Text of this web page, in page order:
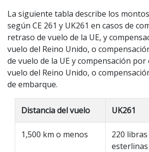
La siguiente tabla describe los
según CE 261 y UK261 en casos de
retraso de vuelo de la UE, y
vuelo del Reino Unido, o
de vuelo de la UE y compensación por
vuelo del Reino Unido, o
de embarque.
Distancia del vuelo UK261
1,500 km o menos
220 libras
esterlinas